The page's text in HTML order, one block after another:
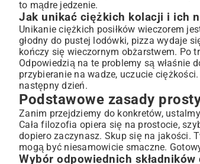
Meal prep: Jak przygotować fit kolacje na
Czego unikać w wieczornym menu dla
Napoje wspierające trawienie przed snem
Często zadawane pytania o proste fit
to mądre jedzenie.
Jak unikać ciężkich kolacji i ich
Unikanie ciężkich posiłków wieczorem
głodny do pustej lodówki, pizza wydaje
kończy się wieczornym obżarstwem. Po
Odpowiedzią na te problemy są właśnie
przybieranie na wadze, uczucie
następny dzień.
Podstawowe zasady
Zanim przejdziemy do konkretów,
Cała filozofia opiera się na prostocie,
dopiero zaczynasz. Skup się na jakości.
mogą być niesamowicie smaczne.
Wybór odpowiednich